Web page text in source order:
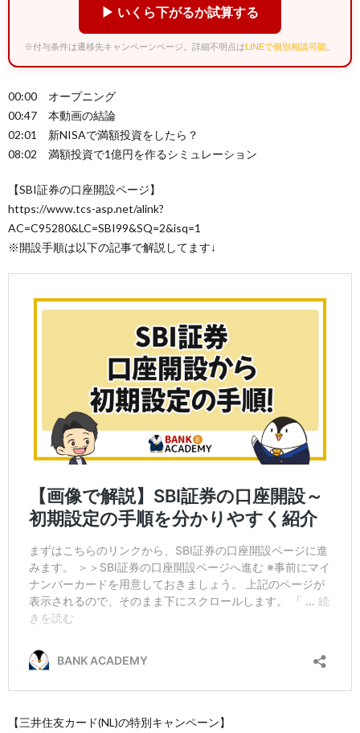
▶ いくら下がるか試算する
※付与条件は遷移先キャンペーンページ。詳細不明点はLINEで個別相談可能
00:00 オープニング
00:47 本動画の結論
02:01 新NISAで満額投資をしたら？
08:02 満額投資で1億円を作るシミュレーション
【SBI証券の口座開設ページ】
https://www.tcs-asp.net/alink?
AC=C95280&LC=SBI99&SQ=2&isq=1
※開設手順は以下の記事で解説してます↓
【三井住友カード(NL)の特別キャンペーン】